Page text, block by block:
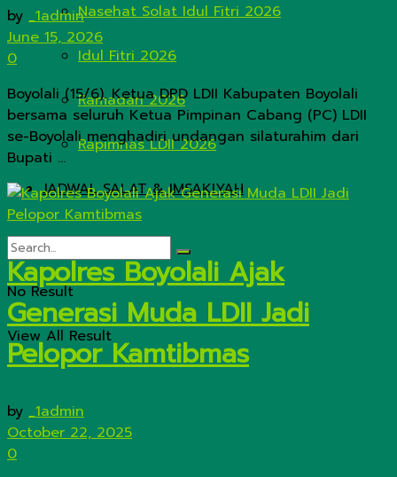
Nasehat Solat Idul Fitri 2026
Idul Fitri 2026
Ramadan 2026
Rapimnas LDII 2026
JADWAL SALAT & IMSAKIYAH
No Result
View All Result
by _1admin
June 15, 2026
0
Boyolali (15/6). Ketua DPD LDII Kabupaten Boyolali
bersama seluruh Ketua Pimpinan Cabang (PC) LDII
se-Boyolali menghadiri undangan silaturahim dari
Bupati ...
Kapolres Boyolali Ajak
Generasi Muda LDII Jadi
Pelopor Kamtibmas
by _1admin
October 22, 2025
0